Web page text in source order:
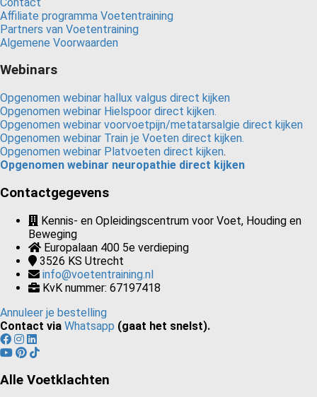
Affiliate programma Voetentraining
Partners van Voetentraining
Algemene Voorwaarden
Webinars
Opgenomen webinar hallux valgus direct kijken
Opgenomen webinar Hielspoor direct kijken.
Opgenomen webinar voorvoetpijn/metatarsalgie direct kijken
Opgenomen webinar Train je Voeten direct kijken.
Opgenomen webinar Platvoeten direct kijken.
Opgenomen webinar neuropathie direct kijken
Contactgegevens
Kennis- en Opleidingscentrum voor Voet, Houding en
Beweging
Europalaan 400 5e verdieping
3526 KS Utrecht
info@voetentraining.nl
KvK nummer: 67197418
Annuleer je bestelling
Contact via Whatsapp (gaat het snelst).
Alle Voetklachten